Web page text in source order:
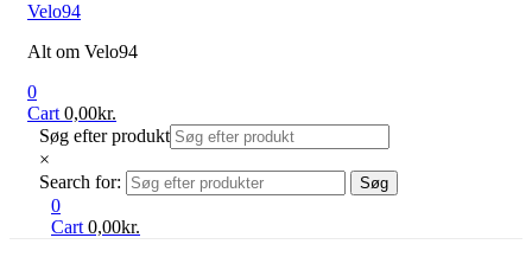
Velo94
Alt om Velo94
0
Cart 0,00kr.
Søg efter produkt
×
Search for:
Søg
0
Cart 0,00kr.